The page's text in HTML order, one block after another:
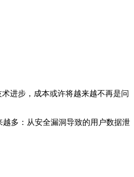
进步，成本或许将越来越不再是问
多：从安全漏洞导致的用户数据泄